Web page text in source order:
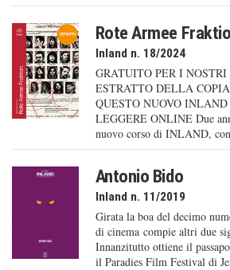
Rote Armee
Inland n. 18/2024
GRATUITO PER I
ESTRATTO DELLA
QUESTO NUOVO
LEGGERE ONLINE Due
nuovo corso di INLAND,
Antonio Bido
Inland n. 11/2019
Girata la boa del decimo
di cinema compie altri due
Innanzitutto ottiene il
il Paradies Film Festival di